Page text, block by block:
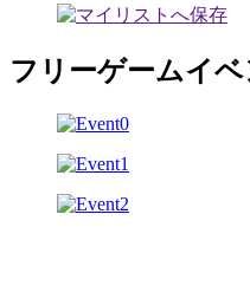
フリーゲームイベ